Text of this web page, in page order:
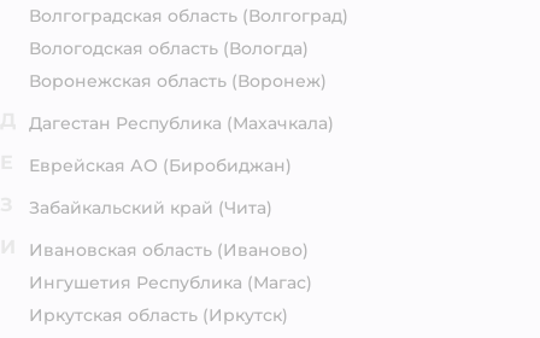
Волгоградская область (Волгоград)
Вологодская область (Вологда)
Воронежская область (Воронеж)
Дагестан Республика (Махачкала)
Еврейская АО (Биробиджан)
Забайкальский край (Чита)
Ивановская область (Иваново)
Ингушетия Республика (Магас)
Иркутская область (Иркутск)